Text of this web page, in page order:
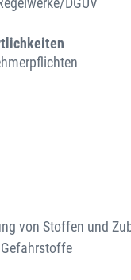
von Stoffen und